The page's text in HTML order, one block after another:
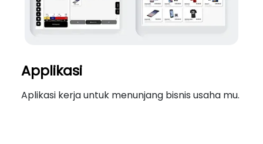
Applikasi
Aplikasi kerja untuk menunjang bisnis usaha mu.